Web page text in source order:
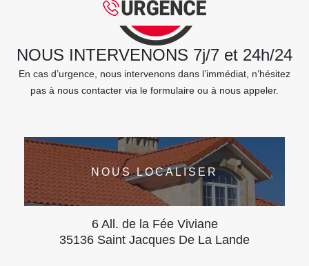
NOUS INTERVENONS 7j/7 et 24h/24
En cas d’urgence, nous intervenons dans l’immédiat, n’hésitez
pas à nous contacter via le formulaire ou à nous appeler.
NOUS LOCALISER
6 All. de la Fée Viviane
35136 Saint Jacques De La Lande